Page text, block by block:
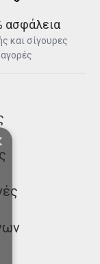
ασφάλεια
και σίγουρες
αγορές